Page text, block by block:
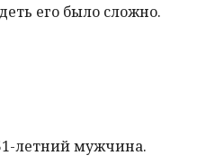
его было сложно.
летний мужчина.